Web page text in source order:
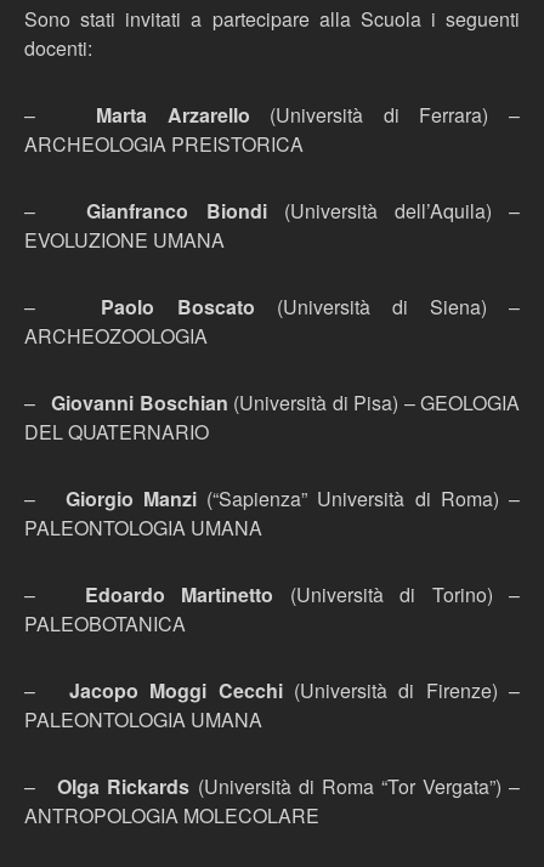
Sono stati invitati a partecipare alla Scuola i seguenti
docenti:
– Marta Arzarello (Università di Ferrara) –
ARCHEOLOGIA PREISTORICA
–Gianfranco Biondi (Università dell’Aquila) –
EVOLUZIONE UMANA
– Paolo Boscato (Università di Siena) –
ARCHEOZOOLOGIA
–Giovanni Boschian (Università di Pisa) – GEOLOGIA
DEL QUATERNARIO
– Giorgio Manzi (“Sapienza” Università di Roma) –
PALEONTOLOGIA UMANA
– Edoardo Martinetto (Università di Torino) –
PALEOBOTANICA
– Jacopo Moggi Cecchi (Università di Firenze) –
PALEONTOLOGIA UMANA
–Olga Rickards (Università di Roma “Tor Vergata”) –
ANTROPOLOGIA MOLECOLARE